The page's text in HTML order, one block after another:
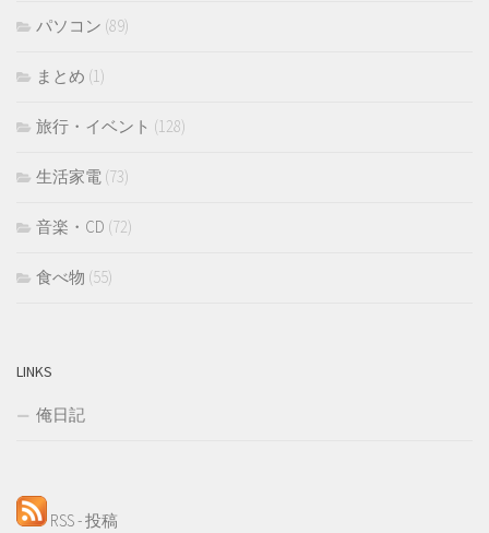
パソコン (89)
まとめ (1)
旅行・イベント (128)
生活家電 (73)
音楽・CD (72)
食べ物 (55)
LINKS
俺日記
RSS - 投稿